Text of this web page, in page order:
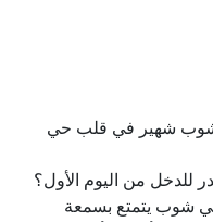
شوب شهير في قلب حي
للدخل من اليوم الأول؟
شوب يتمتع بسمعة